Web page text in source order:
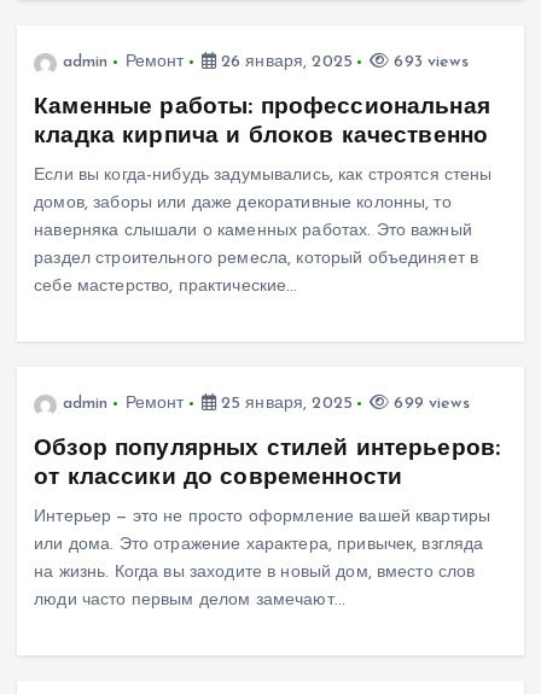
admin Ремонт 26 января, 2025 693 views
Каменные работы: профессиональная
кладка кирпича и блоков качественно
Если вы когда-нибудь задумывались, как строятся стены
домов, заборы или даже декоративные колонны, то
наверняка слышали о каменных работах. Это важный
раздел строительного ремесла, который объединяет в
себе мастерство, практические…
admin Ремонт 25 января, 2025 699 views
Обзор популярных стилей интерьеров:
от классики до современности
Интерьер — это не просто оформление вашей квартиры
или дома. Это отражение характера, привычек, взгляда
на жизнь. Когда вы заходите в новый дом, вместо слов
люди часто первым делом замечают…